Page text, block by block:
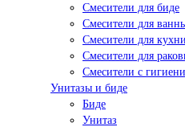
Смесители для биде
Смесители для
Смесители для кухни
Смесители для
Смесители с
Унитазы и биде
Биде
Унитаз